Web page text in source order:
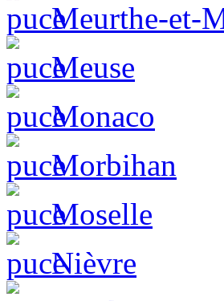
Meurthe-et-
Meuse
Monaco
Morbihan
Moselle
Nièvre